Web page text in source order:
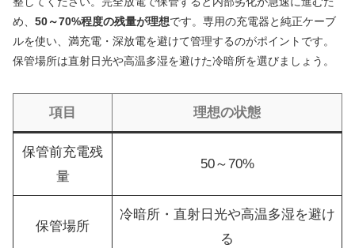
め、 50～70%程度の残量が理想です。専用の充電器と純正ケーブ
ルを使い、満充電・深放電を避けて管理するのがポイントです。
保管場所は直射日光や高温多湿を避けた冷暗所を選びましょう。
項目 理想の状態
保管前充電残
量
50～70%
保管場所
冷暗所・直射日光や高温多湿を避け
る